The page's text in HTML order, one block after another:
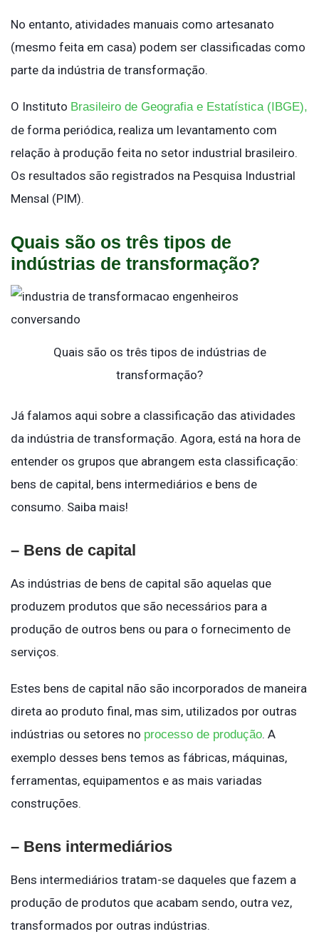
No entanto, atividades manuais como artesanato
(mesmo feita em casa) podem ser classificadas como
parte da indústria de transformação.
O Instituto Brasileiro de Geografia e Estatística (IBGE),
de forma periódica, realiza um levantamento com
relação à produção feita no setor industrial brasileiro.
Os resultados são registrados na Pesquisa Industrial
Mensal (PIM).
Quais são os três tipos de
indústrias de transformação?
Quais são os três tipos de indústrias de
transformação?
Já falamos aqui sobre a classificação das atividades
da indústria de transformação. Agora, está na hora de
entender os grupos que abrangem esta classificação:
bens de capital, bens intermediários e bens de
consumo. Saiba mais!
– Bens de capital
As indústrias de bens de capital são aquelas que
produzem produtos que são necessários para a
produção de outros bens ou para o fornecimento de
serviços.
Estes bens de capital não são incorporados de maneira
direta ao produto final, mas sim, utilizados por outras
indústrias ou setores no processo de produção. A
exemplo desses bens temos as fábricas, máquinas,
ferramentas, equipamentos e as mais variadas
construções.
– Bens intermediários
Bens intermediários tratam-se daqueles que fazem a
produção de produtos que acabam sendo, outra vez,
transformados por outras indústrias.